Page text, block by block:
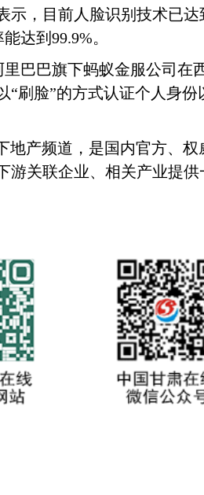
示，目前人脸识别技术已
达到99.9%。
巴巴旗下蚂蚁金服公司在
“刷脸”的方式认证个人身份
地产频道，是国内官方、
关联企业、相关产业提供